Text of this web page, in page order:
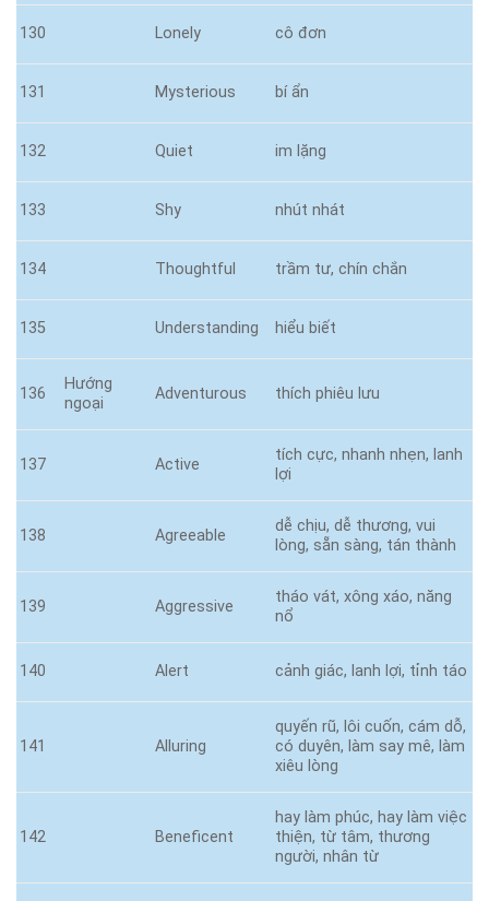
130 Lonely cô đơn
131 Mysterious bí ẩn
132 Quiet im lặng
133 Shy nhút nhát
134 Thoughtful trầm tư, chín chắn
135 Understanding hiểu biết
136
Hướng
ngoại
Adventurous thích phiêu lưu
137 Active
tích cực, nhanh nhẹn, lanh
lợi
138 Agreeable
dễ chịu, dễ thương, vui
lòng, sẵn sàng, tán thành
139 Aggressive
tháo vát, xông xáo, năng
nổ
140 Alert cảnh giác, lanh lợi, tỉnh táo
141 Alluring
quyến rũ, lôi cuốn, cám dỗ,
có duyên, làm say mê, làm
xiêu lòng
142 Beneficent
hay làm phúc, hay làm việc
thiện, từ tâm, thương
người, nhân từ